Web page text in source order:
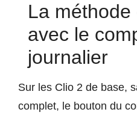
La
avec le
journalier
Sur les Clio 2 de base,
complet, le bouton du